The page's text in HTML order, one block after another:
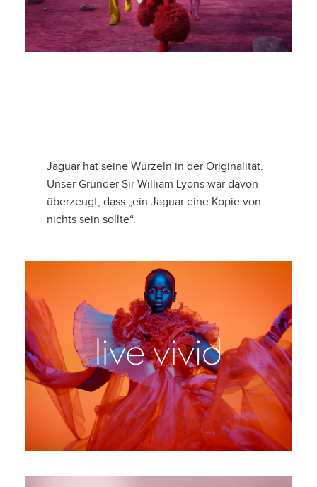
SHARE
Jaguar hat seine Wurzeln in der Originalität.
Unser Gründer Sir William Lyons war davon
überzeugt, dass „ein Jaguar eine Kopie von
nichts sein sollte“.
BRAND CAMPAIGN STILL